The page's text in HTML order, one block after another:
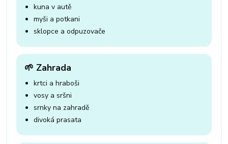
kuna v autě
myši a potkani
sklopce a odpuzovače
🌱 Zahrada
krtci a hraboši
vosy a sršni
srnky na zahradě
divoká prasata